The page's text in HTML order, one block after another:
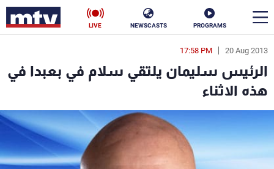
PROGRAMS
NEWSCASTS
LIVE
20 Aug 2013
17:58 PM
الرئيس سليمان يلتقي سلام في بعبدا في
هذه الاثناء
en
الأخبار
سياسة ناس
إقتصاد فن